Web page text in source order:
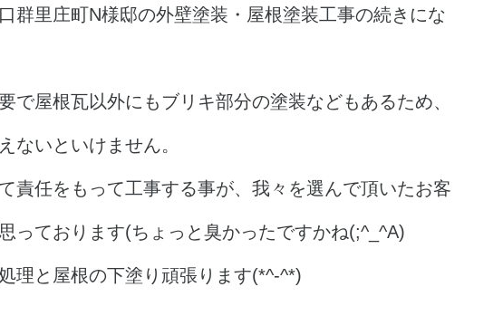
群里庄町N様邸の外壁塗装・屋根塗装工事の続きにな
で屋根瓦以外にもブリキ部分の塗装などもあるため、
ないといけません。
責任をもって工事する事が、我々を選んで頂いたお客
っております(ちょっと臭かったですかね(;^_^A)
理と屋根の下塗り頑張ります(*^-^*)